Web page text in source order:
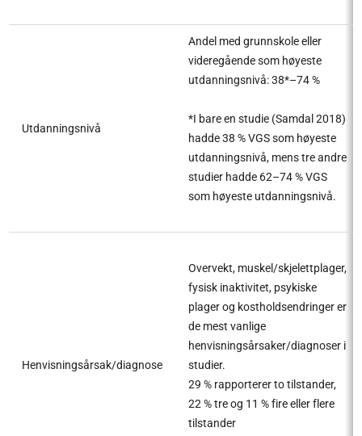
Utdanningsnivå
Andel med grunnskole eller
videregående som høyeste
utdanningsnivå: 38*–74 %
*I bare en studie (Samdal 2018)
hadde 38 % VGS som høyeste
utdanningsnivå, mens tre andre
studier hadde 62–74 % VGS
som høyeste utdanningsnivå.
Henvisningsårsak/diagnose
Overvekt, muskel/skjelettplager,
fysisk inaktivitet, psykiske
plager og kostholdsendringer er
de mest vanlige
henvisningsårsaker/diagnoser i
studier.
29 % rapporterer to tilstander,
22 % tre og 11 % fire eller flere
tilstander